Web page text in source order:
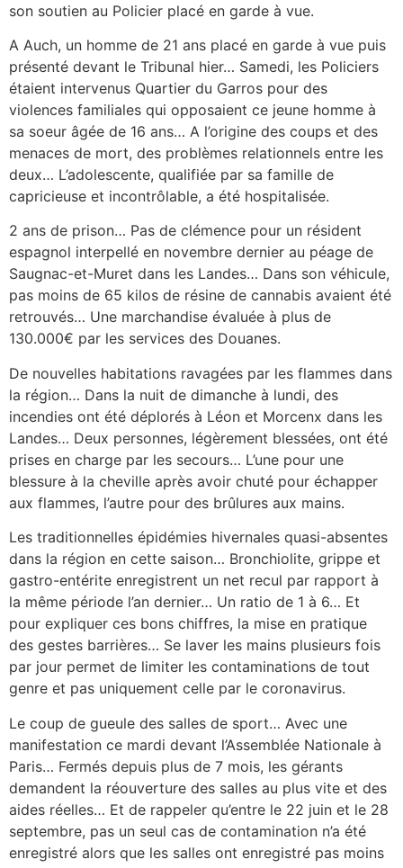
son soutien au Policier placé en garde à vue.
A Auch, un homme de 21 ans placé en garde à vue puis
présenté devant le Tribunal hier… Samedi, les Policiers
étaient intervenus Quartier du Garros pour des
violences familiales qui opposaient ce jeune homme à
sa soeur âgée de 16 ans… A l’origine des coups et des
menaces de mort, des problèmes relationnels entre les
deux… L’adolescente, qualifiée par sa famille de
capricieuse et incontrôlable, a été hospitalisée.
2 ans de prison… Pas de clémence pour un résident
espagnol interpellé en novembre dernier au péage de
Saugnac-et-Muret dans les Landes… Dans son véhicule,
pas moins de 65 kilos de résine de cannabis avaient été
retrouvés… Une marchandise évaluée à plus de
130.000€ par les services des Douanes.
De nouvelles habitations ravagées par les flammes dans
la région… Dans la nuit de dimanche à lundi, des
incendies ont été déplorés à Léon et Morcenx dans les
Landes… Deux personnes, légèrement blessées, ont été
prises en charge par les secours… L’une pour une
blessure à la cheville après avoir chuté pour échapper
aux flammes, l’autre pour des brûlures aux mains.
Les traditionnelles épidémies hivernales quasi-absentes
dans la région en cette saison… Bronchiolite, grippe et
gastro-entérite enregistrent un net recul par rapport à
la même période l’an dernier… Un ratio de 1 à 6… Et
pour expliquer ces bons chiffres, la mise en pratique
des gestes barrières… Se laver les mains plusieurs fois
par jour permet de limiter les contaminations de tout
genre et pas uniquement celle par le coronavirus.
Le coup de gueule des salles de sport… Avec une
manifestation ce mardi devant l’Assemblée Nationale à
Paris… Fermés depuis plus de 7 mois, les gérants
demandent la réouverture des salles au plus vite et des
aides réelles… Et de rappeler qu’entre le 22 juin et le 28
septembre, pas un seul cas de contamination n’a été
enregistré alors que les salles ont enregistré pas moins